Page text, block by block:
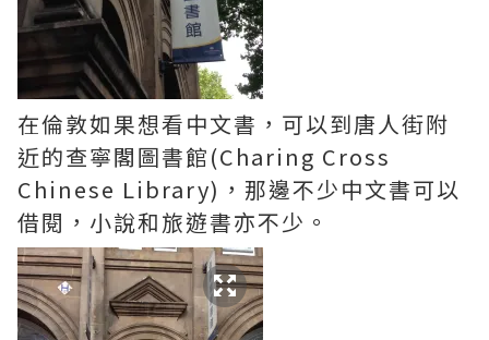
在倫敦如果想看中文書，可以到唐人街附
近的查寧閣圖書館(Charing Cross
Chinese Library)，那邊不少中文書可以
借閱，小說和旅遊書亦不少。